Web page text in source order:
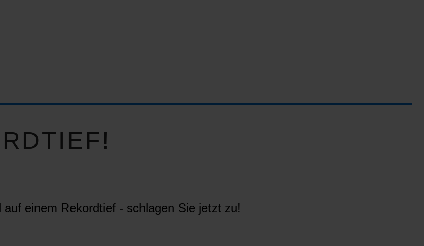
einem Rekordtief - schlagen Sie jetzt zu!